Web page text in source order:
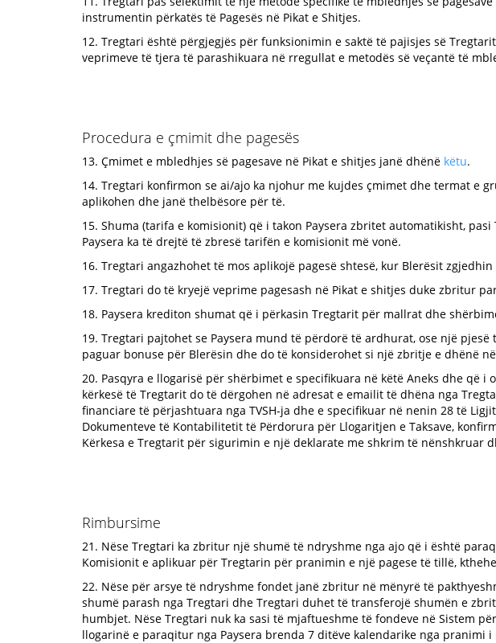
instrumentin përkatës të Pagesës në Pikat e Shitjes.
12. Tregtari është përgjegjës për funksionimin e saktë të pajisjes së
veprimeve të tjera të parashikuara në rregullat e metodës së veçantë të
Procedura e çmimit dhe pagesës
13. Çmimet e mbledhjes së pagesave në Pikat e shitjes janë dhënë këtu.
14. Tregtari konfirmon se ai/ajo ka njohur me kujdes çmimet dhe termat e
aplikohen dhe janë thelbësore për të.
15. Shuma (tarifa e komisionit) që i takon Paysera zbritet automatikisht,
Paysera ka të drejtë të zbresë tarifën e komisionit më vonë.
16. Tregtari angazhohet të mos aplikojë pagesë shtesë, kur Blerësit
17. Tregtari do të kryejë veprime pagesash në Pikat e shitjes duke zbritur
18. Paysera krediton shumat që i përkasin Tregtarit për mallrat dhe
19. Tregtari pajtohet se Paysera mund të përdorë të ardhurat, ose një
paguar bonuse për Blerësin dhe do të konsiderohet si një zbritje e dhënë
20. Pasqyra e llogarisë për shërbimet e specifikuara në këtë Aneks dhe që
kërkesë të Tregtarit do të dërgohen në adresat e emailit të dhëna nga
financiare të përjashtuara nga TVSH-ja dhe e specifikuar në nenin 28 të
Dokumenteve të Kontabilitetit të Përdorura për Llogaritjen e Taksave,
Kërkesa e Tregtarit për sigurimin e një deklarate me shkrim të nënshkruar
Rimbursime
21. Nëse Tregtari ka zbritur një shumë të ndryshme nga ajo që i është
Komisionit e aplikuar për Tregtarin për pranimin e një pagese të tillë,
22. Nëse për arsye të ndryshme fondet janë zbritur në mënyrë të
shumë parash nga Tregtari dhe Tregtari duhet të transferojë shumën e
humbjet. Nëse Tregtari nuk ka sasi të mjaftueshme të fondeve në Sistem
llogarinë e paraqitur nga Paysera brenda 7 ditëve kalendarike nga pranimi i